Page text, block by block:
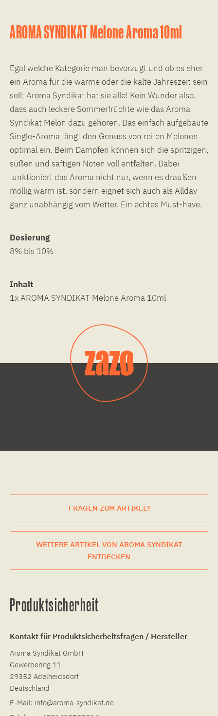
AROMA SYNDIKAT Melone Aroma 10ml
Egal welche Kategorie man bevorzugt und ob es eher
ein Aroma für die warme oder die kalte Jahreszeit sein
soll: Aroma Syndikat hat sie alle! Kein Wunder also,
dass auch leckere Sommerfrüchte wie das Aroma
Syndikat Melon dazu gehören. Das einfach aufgebaute
Single-Aroma fängt den Genuss von reifen Melonen
optimal ein. Beim Dampfen können sich die spritzigen,
süßen und saftigen Noten voll entfalten. Dabei
funktioniert das Aroma nicht nur, wenn es draußen
mollig warm ist, sondern eignet sich auch als Allday –
ganz unabhängig vom Wetter. Ein echtes Must-have.
Dosierung
8% bis 10%
Inhalt
1x AROMA SYNDIKAT Melone Aroma 10ml
FRAGEN ZUM ARTIKEL?
WEITERE ARTIKEL VON AROMA SYNDIKAT
ENTDECKEN
Produktsicherheit
Kontakt für Produktsicherheitsfragen / Hersteller
Aroma Syndikat GmbH
Gewerbering 11
29352 Adelheidsdorf
Deutschland
E-Mail: info@aroma-syndikat.de